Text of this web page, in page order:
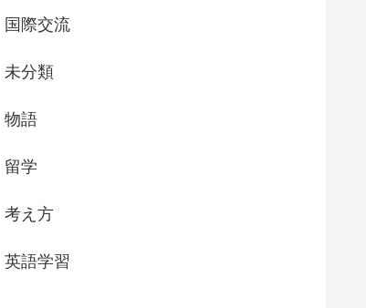
国際交流
未分類
物語
留学
考え方
英語学習